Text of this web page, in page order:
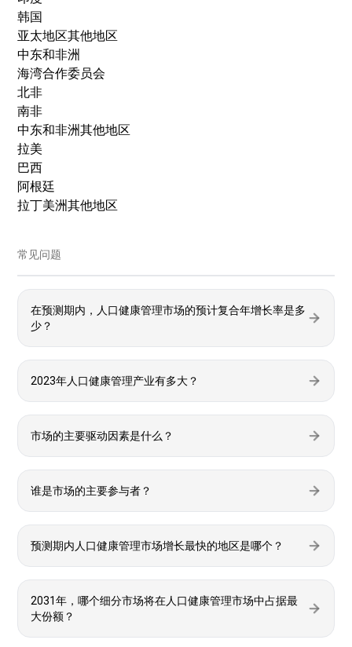
韩国
亚太地区其他地区
中东和非洲
海湾合作委员会
北非
南非
中东和非洲其他地区
拉美
巴西
阿根廷
拉丁美洲其他地区
常见问题
在预测期内，人口健康管理市场的预计复合年增长率是多
少？
2023年人口健康管理产业有多大？
市场的主要驱动因素是什么？
谁是市场的主要参与者？
预测期内人口健康管理市场增长最快的地区是哪个？
2031年，哪个细分市场将在人口健康管理市场中占据最
大份额？